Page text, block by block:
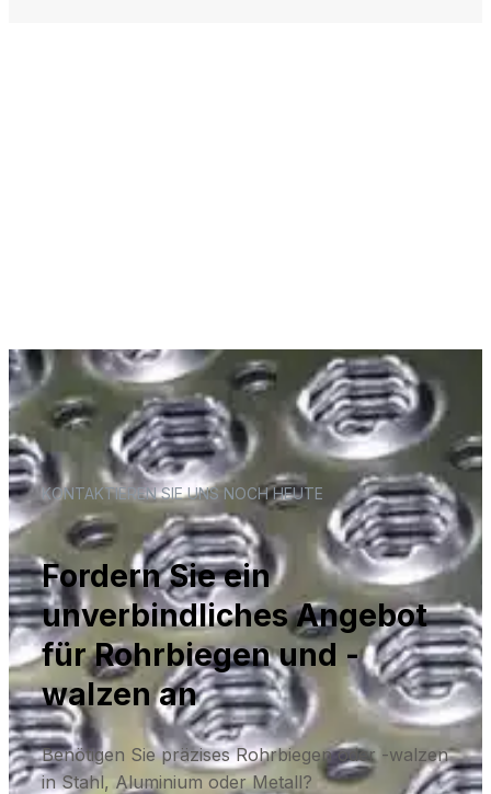
KONTAKTIEREN SIE UNS NOCH HEUTE
Fordern Sie ein
unverbindliches Angebot
für Rohrbiegen und -
walzen an
Benötigen Sie präzises Rohrbiegen oder -walzen
in Stahl, Aluminium oder Metall?